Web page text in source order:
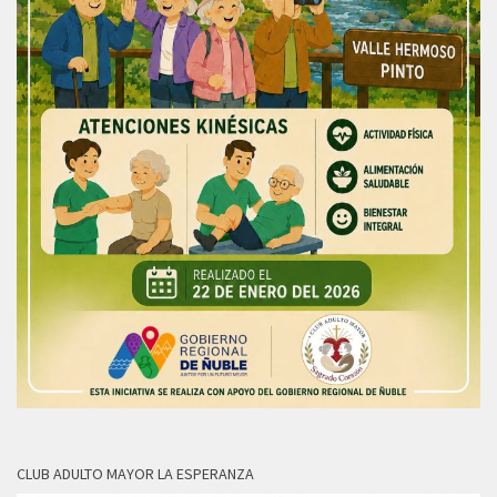
CLUB ADULTO MAYOR LA ESPERANZA